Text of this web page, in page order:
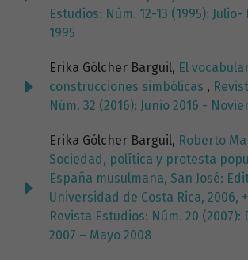
Estudios: Núm. 12-13 (1995):
1995
Erika Gólcher Barguil, El
construcciones simbólicas ,
Núm. 32 (2016): Junio 2016 -
Erika Gólcher Barguil, Roberto
Sociedad, política y protesta
España musulmana, San José:
Universidad de Costa Rica, 2006,
Revista Estudios: Núm. 20 (2007):
2007 – Mayo 2008